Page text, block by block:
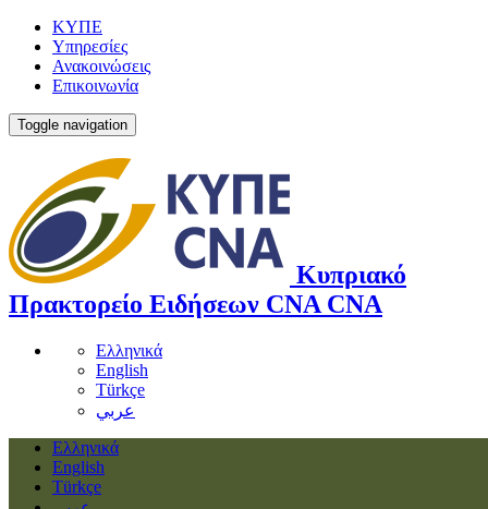
ΚΥΠΕ
Υπηρεσίες
Ανακοινώσεις
Επικοινωνία
Toggle navigation
Κυπριακό
Πρακτορείο Ειδήσεων CNA CNA
Ελληνικά
English
Türkçe
عربي
Ελληνικά
English
Türkçe